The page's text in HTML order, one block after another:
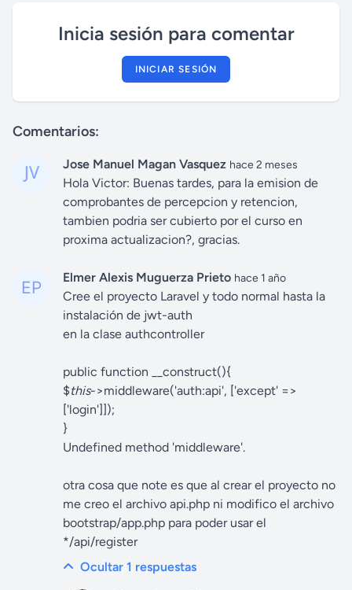
Inicia sesión para comentar
INICIAR SESIÓN
Comentarios:
Jose Manuel Magan Vasquez hace 2 meses
Hola Victor: Buenas tardes, para la emision de
comprobantes de percepcion y retencion,
tambien podria ser cubierto por el curso en
proxima actualizacion?, gracias.
Elmer Alexis Muguerza Prieto hace 1 año
Cree el proyecto Laravel y todo normal hasta la
instalación de jwt-auth
en la clase authcontroller
public function __construct(){
$this->middleware('auth:api', ['except' =>
['login']]);
}
Undefined method 'middleware'.
otra cosa que note es que al crear el proyecto no
me creo el archivo api.php ni modifico el archivo
bootstrap/app.php para poder usar el
*/api/register
Ocultar 1 respuestas